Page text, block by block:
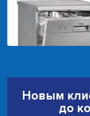
Новым
до